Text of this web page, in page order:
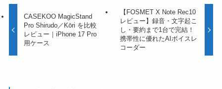
CASEKOO MagicStand
Pro Shirudo／Kōri を比較
レビュー｜iPhone 17 Pro
用ケース
【FOSMET X Note Rec10
レビュー】録音・文字起こ
し・要約まで1台で完結！
携帯性に優れたAIボイスレ
コーダー